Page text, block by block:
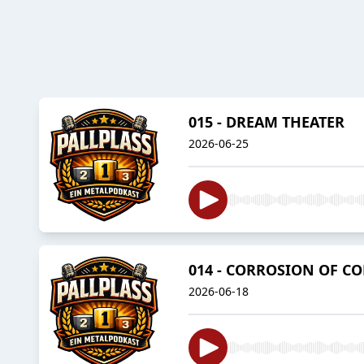
015 - DREAM THEATER
2026-06-25
014 - CORROSION OF
2026-06-18